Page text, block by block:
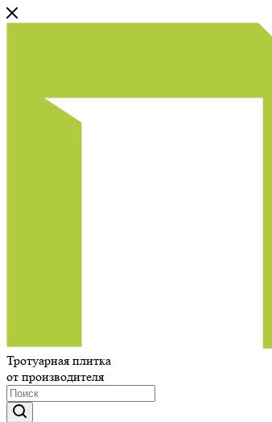
Тротуарная плитка
от производителя